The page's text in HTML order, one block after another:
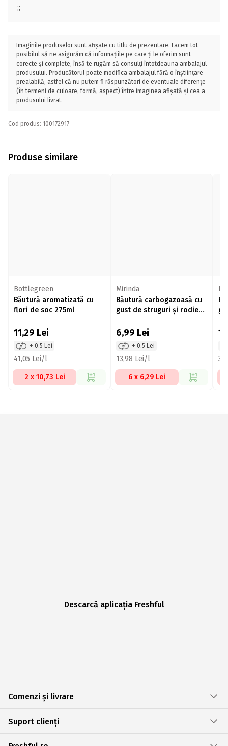
;;
Imaginile produselor sunt afișate cu titlu de prezentare. Facem tot
posibilul să ne asigurăm că informațiile pe care ți le oferim sunt
corecte și complete, însă te rugăm să consulți întotdeauna ambalajul
produsului. Producătorul poate modifica ambalajul fără o înștiințare
prealabilă, astfel că nu putem fi răspunzători de eventuale diferențe
(în termeni de culoare, formă, aspect) între imaginea afișată și cea a
produsului livrat.
Cod produs: 100172917
Produse similare
Bottlegreen
Băutură aromatizată cu
flori de soc 275ml
11,29 Lei
+ 0.5 Lei
41,05 Lei/l
2 x 10,73 Lei
Mirinda
Băutură carbogazoasă cu
gust de struguri și rodie
6,99 Lei
+ 0.5 Lei
13,98 Lei/l
6 x 6,29 Lei
Descarcă aplicația Freshful
Comenzi și livrare
Suport clienți